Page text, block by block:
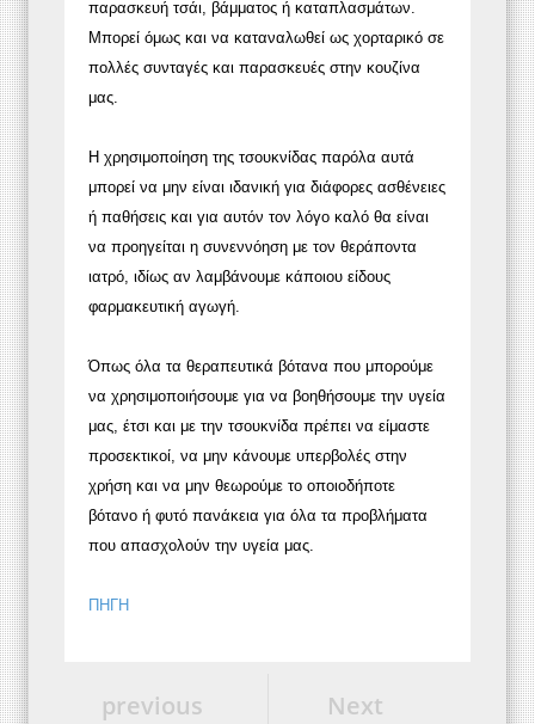
παρασκευή τσάι, βάμματος ή καταπλασμάτων.
Μπορεί όμως και να καταναλωθεί ως χορταρικό σε
πολλές συνταγές και παρασκευές στην κουζίνα
μας.
Η χρησιμοποίηση της τσουκνίδας παρόλα αυτά
μπορεί να μην είναι ιδανική για διάφορες ασθένειες
ή παθήσεις και για αυτόν τον λόγο καλό θα είναι
να προηγείται η συνεννόηση με τον θεράποντα
ιατρό, ιδίως αν λαμβάνουμε κάποιου είδους
φαρμακευτική αγωγή.
Όπως όλα τα θεραπευτικά βότανα που μπορούμε
να χρησιμοποιήσουμε για να βοηθήσουμε την υγεία
μας, έτσι και με την τσουκνίδα πρέπει να είμαστε
προσεκτικοί, να μην κάνουμε υπερβολές στην
χρήση και να μην θεωρούμε το οποιοδήποτε
βότανο ή φυτό πανάκεια για όλα τα προβλήματα
που απασχολούν την υγεία μας.
ΠΗΓΗ
Next
previous